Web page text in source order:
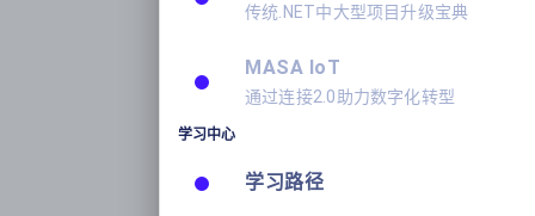
传统.NET中大型项目升级宝典
MASA IoT
通过连接2.0助力数字化转型
学习中心
学习路径